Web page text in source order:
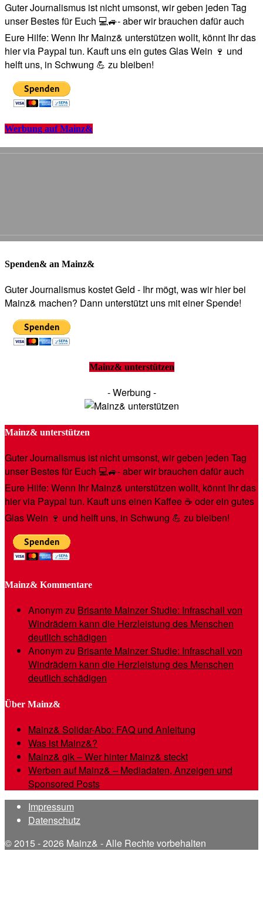
Guter Journalismus ist nicht umsonst, wir geben jeden Tag
unser Bestes für Euch 💻🚙- aber wir brauchen dafür auch
Eure Hilfe: Wenn Ihr Mainz& unterstützen wollt, könnt Ihr das
hier via Paypal tun. Kauft uns ein gutes Glas Wein 🍷 und
helft uns, in Schwung 💪 zu bleiben!
Werbung auf Mainz&
Spenden& an Mainz&
Guter Journalismus kostet Geld - Ihr mögt, was wir hier bei
Mainz& machen? Dann unterstützt uns mit einer Spende!
Mainz& unterstützen
- Werbung -
Mainz& unterstützen
Guter Journalismus ist nicht umsonst, wir geben jeden Tag
unser Bestes für Euch 💻🚙- aber wir brauchen dafür auch
Eure Hilfe: Wenn Ihr Mainz& unterstützen wollt, könnt Ihr das
hier via Paypal tun. Kauft uns einen Kaffee ☕️ oder ein gutes
Glas Wein 🍷 und helft uns, in Schwung 💪 zu bleiben!
Mainz& Kommentare
Anonymzu Brisante Mainzer Studie: Infraschall von
Windrädern kann die Herzleistung des Menschen
deutlich schädigen
Anonymzu Brisante Mainzer Studie: Infraschall von
Windrädern kann die Herzleistung des Menschen
deutlich schädigen
Über Mainz&
Mainz& Solidar-Abo: FAQ und Anleitung
Was ist Mainz&?
Mainz& gik – Wer hinter Mainz& steckt
Werben auf Mainz& – Mediadaten, Anzeigen und
Sponsored Posts
Impressum
Datenschutz
© 2015 - 2026 Mainz& - Alle Rechte vorbehalten